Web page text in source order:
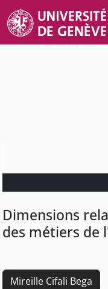
Dimensions
des métiers de
Mireille Cifali Bega